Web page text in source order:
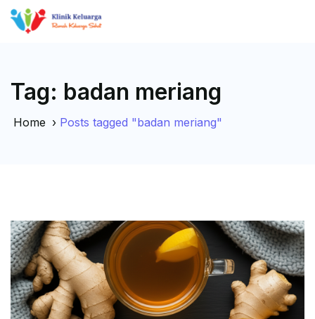
Tag: badan meriang
Home › Posts tagged "badan meriang"